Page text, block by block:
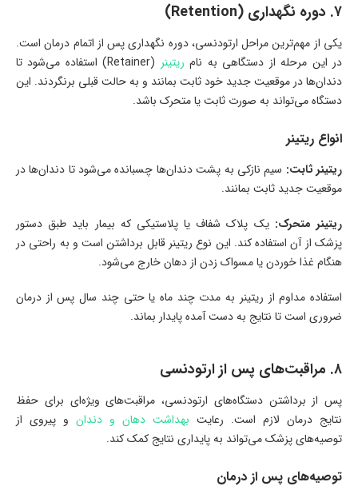
۷. دوره نگهداری (Retention)
یکی از مهم‌ترین مراحل ارتودنسی، دوره نگهداری پس از اتمام درمان است.
در این مرحله از دستگاهی به نام ریتینر
(Retainer) استفاده می‌شود تا
دندان‌ها در موقعیت جدید خود ثابت بمانند و به حالت قبلی برنگردند. این
دستگاه می‌تواند به صورت ثابت یا متحرک باشد.
انواع ریتینر
ریتینر ثابت: سیم نازکی به پشت دندان‌ها چسبانده می‌شود تا دندان‌ها در
موقعیت جدید ثابت بمانند.
ریتینر متحرک: یک پلاک شفاف یا پلاستیکی که بیمار باید طبق دستور
پزشک از آن استفاده کند. این نوع ریتینر قابل برداشتن است و به راحتی در
هنگام غذا خوردن یا مسواک زدن از دهان خارج می‌شود.
استفاده مداوم از ریتینر به مدت چند ماه یا حتی چند سال پس از درمان
ضروری است تا نتایج به دست آمده پایدار بماند.
۸. مراقبت‌های پس از ارتودنسی
پس از برداشتن دستگاه‌های ارتودنسی، مراقبت‌های ویژه‌ای برای حفظ
نتایج درمان لازم است. رعایت بهداشت دهان و دندان و پیروی از
توصیه‌های پزشک می‌تواند به پایداری نتایج کمک کند.
توصیه‌های پس از درمان